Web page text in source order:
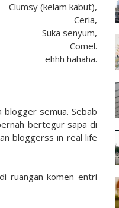
Clumsy (kelam kabut),
Ceria,
Suka senyum,
Comel.
ehhh hahaha.
blogger semua. Sebab
bertegur sapa di
bloggerss in real life
ruangan komen entri